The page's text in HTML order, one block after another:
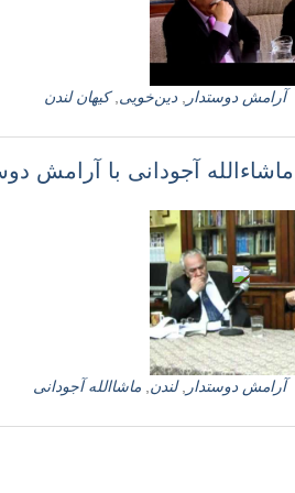
آرامش دوستدار دین‌خویی ,کیهان لندن
آجودانی با آرامش
آرامش دوستدار ,لندن ماشاالله آجودانی